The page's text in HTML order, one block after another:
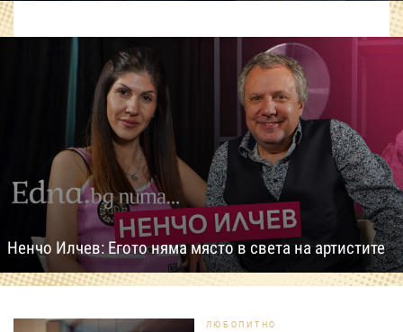
Ненчо Илчев: Егото няма място в света на артистите
ЛЮБОПИТНО